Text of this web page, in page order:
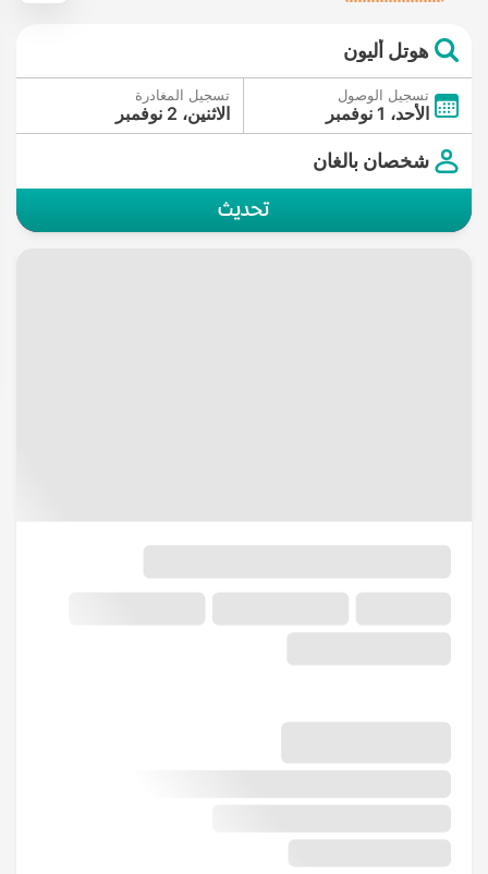
هوتل أليون
تسجيل الوصول
الأحد، 1 نوفمبر
تسجيل المغادرة
الاثنين، 2 نوفمبر
شخصان بالغان
تحديث